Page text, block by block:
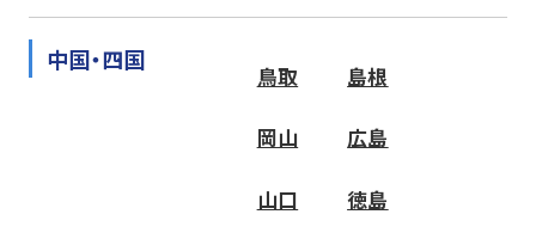
中国・四国
鳥取 島根
岡山 広島
山口 徳島